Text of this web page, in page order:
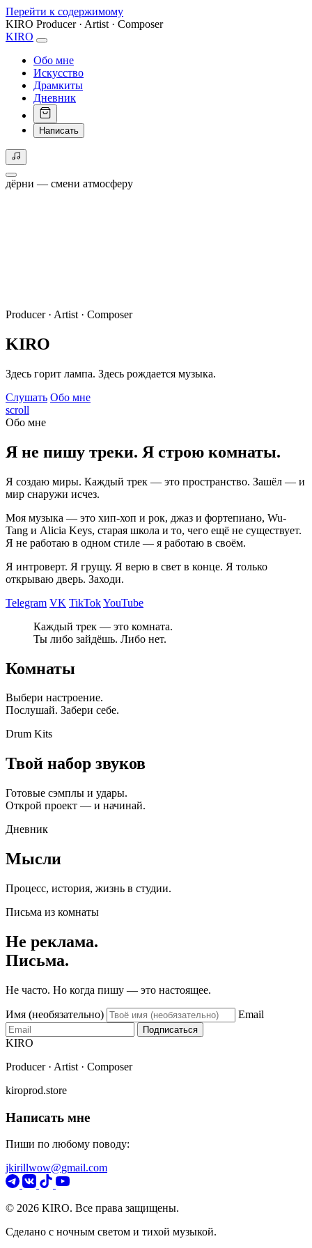
Перейти к содержимому
KIRO Producer · Artist · Composer
KIRO
Обо мне
Искусство
Драмкиты
Дневник
Написать
дёрни — смени атмосферу
Producer · Artist · Composer
KIRO
Здесь горит лампа. Здесь рождается музыка.
Слушать Обо мне
scroll
Обо мне
Я не пишу треки. Я строю комнаты.
Я создаю миры. Каждый трек — это пространство. Зашёл — и
мир снаружи исчез.
Моя музыка — это хип-хоп и рок, джаз и фортепиано, Wu-
Tang и Alicia Keys, старая школа и то, чего ещё не существует.
Я не работаю в одном стиле — я работаю в своём.
Я интроверт. Я грущу. Я верю в свет в конце. Я только
открываю дверь. Заходи.
Telegram VK TikTokYouTube
Каждый трек — это комната.
Ты либо зайдёшь. Либо нет.
Комнаты
Выбери настроение.
Послушай. Забери себе.
Drum Kits
Твой набор звуков
Готовые сэмплы и удары.
Открой проект — и начинай.
Дневник
Мысли
Процесс, история, жизнь в студии.
Письма из комнаты
Не реклама.
Письма.
Не часто. Но когда пишу — это настоящее.
Имя (необязательно) Email
Подписаться
KIRO
Producer · Artist · Composer
kiroprod.store
Написать мне
Пиши по любому поводу:
jkirillwow@gmail.com
© 2026 KIRO. Все права защищены.
Сделано с ночным светом и тихой музыкой.